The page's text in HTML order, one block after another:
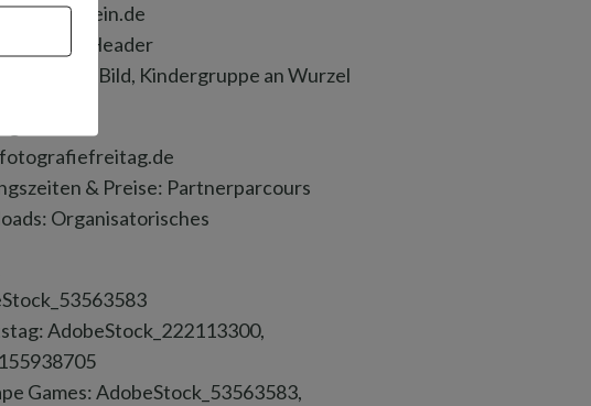
wolkenstein.de
Header
Tippi-Bild, Kindergruppe an Wurzel
& Preise: Partnerparcours
Organisatorisches
AdobeStock_222113300,
Games: AdobeStock_53563583,